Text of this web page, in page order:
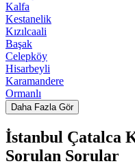
Kalfa
Kestanelik
Kızılcaali
Başak
Celepköy
Hisarbeyli
Karamandere
Ormanlı
Daha Fazla Gör
İstanbul Çatalca
Sorulan Sorular